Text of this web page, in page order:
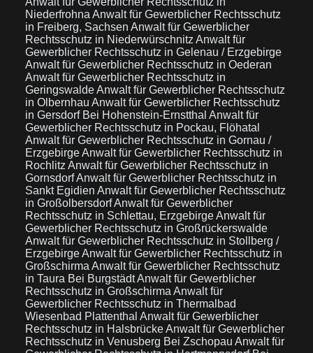
Niederfrohna Anwalt für Gewerblicher Rechtsschutz
in Freiberg, Sachsen Anwalt für Gewerblicher
Rechtsschutz in Niederwürschnitz Anwalt für
Gewerblicher Rechtsschutz in Gelenau / Erzgebirge
Anwalt für Gewerblicher Rechtsschutz in Oederan
Anwalt für Gewerblicher Rechtsschutz in
GeringswaldeAnwalt für Gewerblicher Rechtsschutz
in Olbernhau Anwalt für Gewerblicher Rechtsschutz
in Gersdorf Bei Hohenstein-Ernstthal Anwalt für
Gewerblicher Rechtsschutz in Pockau, Flöhatal
Anwalt für Gewerblicher Rechtsschutz in Gornau /
ErzgebirgeAnwalt für Gewerblicher Rechtsschutz in
Rochlitz Anwalt für Gewerblicher Rechtsschutz in
GornsdorfAnwalt für Gewerblicher Rechtsschutz in
Sankt Egidien Anwalt für Gewerblicher Rechtsschutz
in GroßolbersdorfAnwalt für Gewerblicher
Rechtsschutz in Schlettau, ErzgebirgeAnwalt für
Gewerblicher Rechtsschutz in Großrückerswalde
Anwalt für Gewerblicher Rechtsschutz in Stollberg /
ErzgebirgeAnwalt für Gewerblicher Rechtsschutz in
Großschirma Anwalt für Gewerblicher Rechtsschutz
in Taura Bei BurgstädtAnwalt für Gewerblicher
Rechtsschutz in Großschirma Anwalt für
Gewerblicher Rechtsschutz in Thermalbad
Wiesenbad Plattenthal Anwalt für Gewerblicher
Rechtsschutz in HalsbrückeAnwalt für Gewerblicher
Rechtsschutz in Venusberg Bei Zschopau Anwalt für